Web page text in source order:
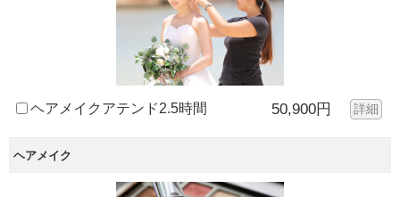
ヘアメイクアテンド2.5時間 50,900円 詳細
ヘアメイク